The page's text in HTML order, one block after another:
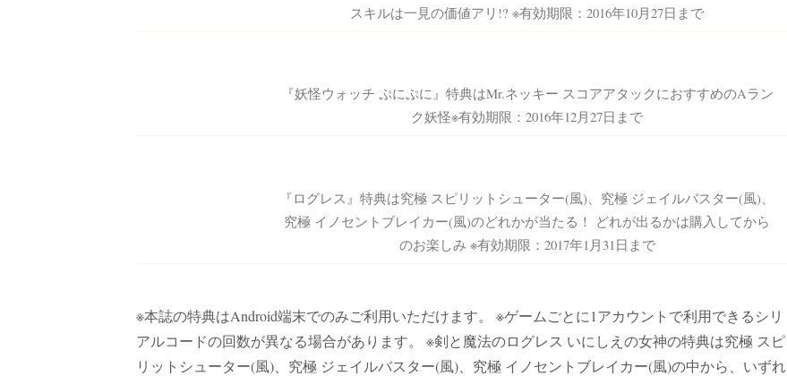
スキルは一見の価値アリ!? ※有効期限：2016年10月27日まで
『妖怪ウォッチ ぷにぷに』特典はMr.ネッキー スコアアタックにおすすめのAラン
ク妖怪※有効期限：2016年12月27日まで
『ログレス』特典は究極 スピリットシューター(風)、究極 ジェイルバスター(風)、
究極 イノセントブレイカー(風)のどれかが当たる！ どれが出るかは購入してから
のお楽しみ ※有効期限：2017年1月31日まで
※本誌の特典はAndroid端末でのみご利用いただけます。 ※ゲームごとに1アカウントで利用できるシリ
アルコードの回数が異なる場合があります。 ※剣と魔法のログレス いにしえの女神の特典は究極 スピ
リットシューター(風)、究極 ジェイルバスター(風)、究極 イノセントブレイカー(風)の中から、いずれ